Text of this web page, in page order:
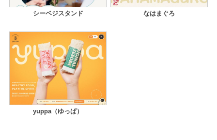
シーベジスタンド なはまぐろ
yuppa（ゆっぱ）